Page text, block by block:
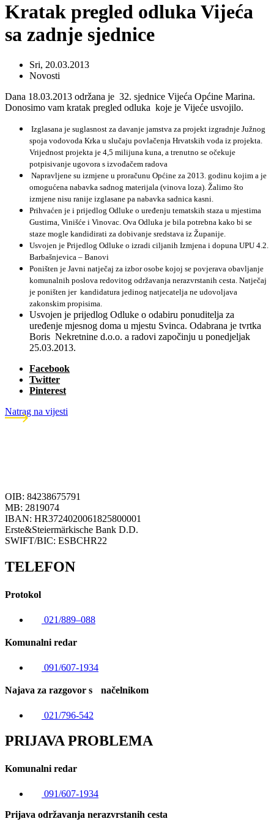
Kratak pregled odluka Vijeća
sa zadnje sjednice
Sri, 20.03.2013
Novosti
Dana 18.03.2013 održana je 32. sjednice Vijeća Općine Marina.
Donosimo vam kratak pregled odluka koje je Vijeće usvojilo.
Izglasana je suglasnost za davanje jamstva za projekt izgradnje Južnog
spoja vodovoda Krka u slučaju povlačenja Hrvatskih voda iz projekta.
Vrijednost projekta je 4,5 milijuna kuna, a trenutno se očekuje
potpisivanje ugovora s izvođačem radova
Napravljene su izmjene u proračunu Općine za 2013. godinu kojim a je
omogućena nabavka sadnog materijala (vinova loza). Žalimo što
izmjene nisu ranije izglasane pa nabavka sadnica kasni.
Prihvaćen je i prijedlog Odluke o uređenju tematskih staza u mjestima
Gustirna, Vinišće i Vinovac. Ova Odluka je bila potrebna kako bi se
staze mogle kandidirati za dobivanje sredstava iz Županije.
Usvojen je Prijedlog Odluke o izradi ciljanih Izmjena i dopuna UPU 4.2.
Barbašnjevica – Banovi
Poništen je Javni natječaj za izbor osobe kojoj se povjerava obavljanje
komunalnih poslova redovitog održavanja nerazvrstanih cesta. Natječaj
je poništen jer kandidatura jedinog natjecatelja ne udovoljava
zakonskim propisima.
Usvojen je prijedlog Odluke o odabiru ponuditelja za
uređenje mjesnog doma u mjestu Svinca. Odabrana je tvrtka
Boris Nekretnine d.o.o. a radovi započinju u ponedjeljak
25.03.2013.
Facebook
Twitter
Pinterest
Natrag na vijesti
OIB: 84238675791
MB: 2819074
IBAN: HR3724020061825800001
Erste&Steiermärkische Bank D.D.
SWIFT/BIC: ESBCHR22
TELEFON
Protokol
021/889–088
Komunalni redar
091/607-1934
Najava za razgovor s načelnikom
021/796-542
PRIJAVA PROBLEMA
Komunalni redar
091/607-1934
Prijava održavanja nerazvrstanih cesta